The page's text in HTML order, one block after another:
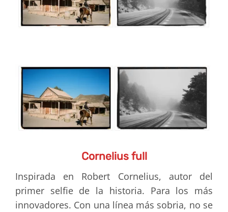
Cornelius full
Inspirada en Robert Cornelius, autor del
primer selfie de la historia. Para los más
innovadores. Con una línea más sobria, no se